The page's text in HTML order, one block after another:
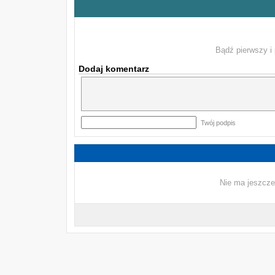
Bądź pierwszy i
Dodaj komentarz
Twój podpis
Nie ma